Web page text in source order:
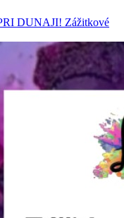
DUNAJI! Zážitkové